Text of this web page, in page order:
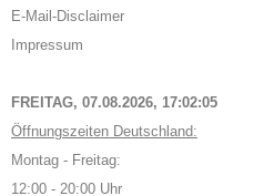
E-Mail-Disclaimer
Impressum
FREITAG, 07.08.2026, 17:02:06
Öffnungszeiten Deutschland:
Montag - Freitag:
12:00 - 20:00 Uhr